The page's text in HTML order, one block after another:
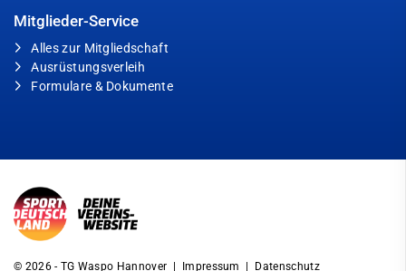
Mitglieder-Service
Alles zur Mitgliedschaft
Ausrüstungsverleih
Formulare & Dokumente
© 2026 - TG Waspo Hannover | Impressum Datenschutz